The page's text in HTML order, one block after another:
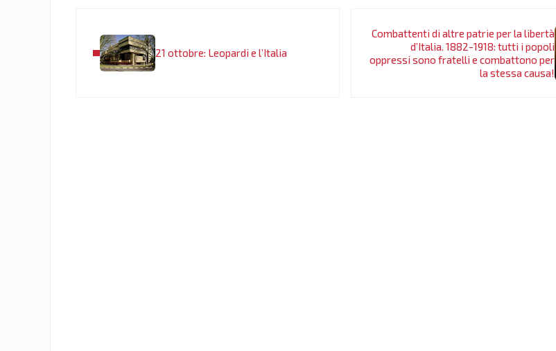
21 ottobre: Leopardi e l’Italia
Combattenti di altre patrie per la libertà
d’Italia. 1882-1918: tutti i popoli
oppressi sono fratelli e combattono per
la stessa causa!